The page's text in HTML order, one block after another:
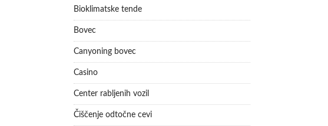
Bioklimatske tende
Bovec
Canyoning bovec
Casino
Center rabljenih vozil
Čiščenje odtočne cevi